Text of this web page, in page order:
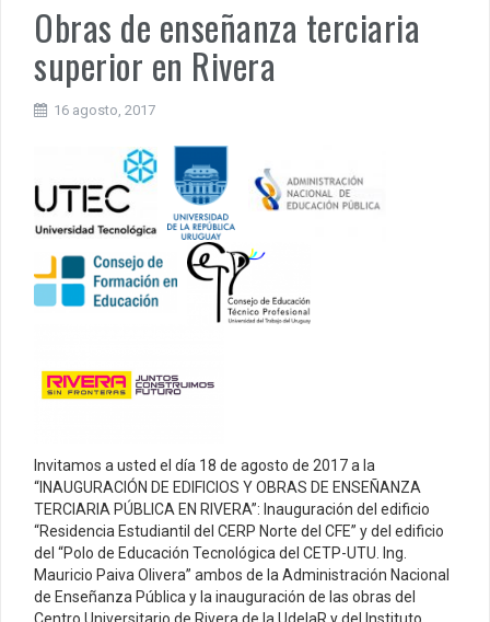
Obras de enseñanza terciaria
superior en Rivera
16 agosto, 2017
Invitamos a usted el día 18 de agosto de 2017 a la
“INAUGURACIÓN DE EDIFICIOS Y OBRAS DE ENSEÑANZA
TERCIARIA PÚBLICA EN RIVERA”: Inauguración del edificio
“Residencia Estudiantil del CERP Norte del CFE” y del edificio
del “Polo de Educación Tecnológica del CETP-UTU. Ing.
Mauricio Paiva Olivera” ambos de la Administración Nacional
de Enseñanza Pública y la inauguración de las obras del
Centro Universitario de Rivera de la UdelaR y del Instituto